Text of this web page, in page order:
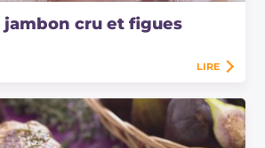
jambon cru et figues
LIRE